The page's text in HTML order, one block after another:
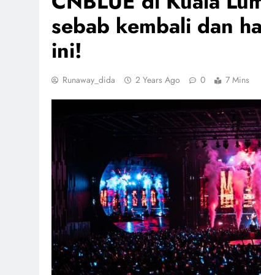
sebab kembali dan
ini!
Runaway_dida 2 Years Ago 0 7 Mins